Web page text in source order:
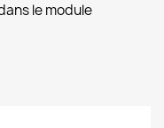
le module